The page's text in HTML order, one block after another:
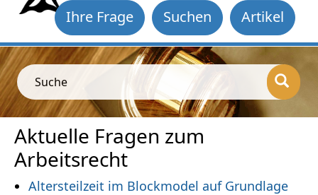
Artikel
Suchen
Ihre Frage
Suche
Aktuelle Fragen zum
Arbeitsrecht
Altersteilzeit im Blockmodel auf Grundlage